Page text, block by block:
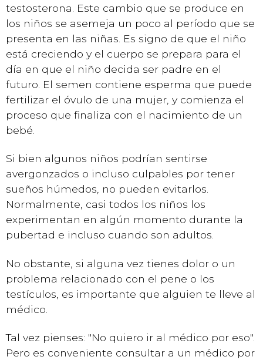
testosterona. Este cambio que se produce en
los niños se asemeja un poco al período que se
presenta en las niñas. Es signo de que el niño
está creciendo y el cuerpo se prepara para el
día en que el niño decida ser padre en el
futuro. El semen contiene esperma que puede
fertilizar el óvulo de una mujer, y comienza el
proceso que finaliza con el nacimiento de un
bebé.
Si bien algunos niños podrían sentirse
avergonzados o incluso culpables por tener
sueños húmedos, no pueden evitarlos.
Normalmente, casi todos los niños los
experimentan en algún momento durante la
pubertad e incluso cuando son adultos.
No obstante, si alguna vez tienes dolor o un
problema relacionado con el pene o los
testículos, es importante que alguien te lleve al
médico.
Tal vez pienses: "No quiero ir al médico por eso".
Pero es conveniente consultar a un médico por